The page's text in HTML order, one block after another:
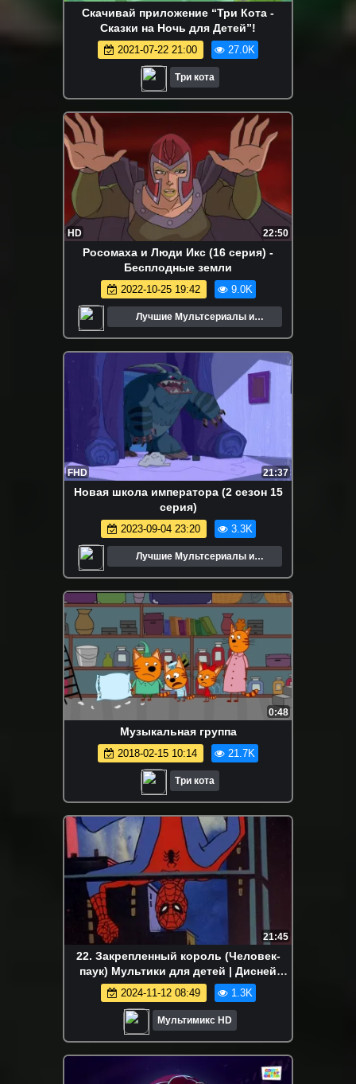
Скачивай приложение “Три Кота -
Сказки на Ночь для Детей”!
2021-07-22 21:00 27.0K
Три кота
HD 22:50
Росомаха и Люди Икс (16 серия) -
Бесплодные земли
2022-10-25 19:42 9.0K
Лучшие Мультсериалы и
Мультфильмы
FHD 21:37
Новая школа императора (2 сезон 15
серия)
2023-09-04 23:20 3.3K
Лучшие Мультсериалы и
Мультфильмы
0:48
Музыкальная группа
2018-02-15 10:14 21.7K
Три кота
21:45
22. Закрепленный король (Человек-
паук) Мультики для детей | Дисней
Disney | NetFlix Мультсериал
2024-11-12 08:49 1.3K
Мультимикс HD